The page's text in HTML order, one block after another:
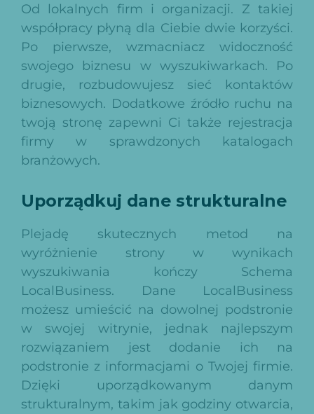
Od lokalnych firm i organizacji. Z takiej
współpracy płyną dla Ciebie dwie korzyści.
Po pierwsze, wzmacniacz widoczność
swojego biznesu w wyszukiwarkach. Po
drugie, rozbudowujesz sieć kontaktów
biznesowych. Dodatkowe źródło ruchu na
twoją stronę zapewni Ci także rejestracja
firmy w sprawdzonych katalogach
branżowych.
Uporządkuj dane strukturalne
Plejadę skutecznych metod na
wyróżnienie strony w wynikach
wyszukiwania kończy Schema
LocalBusiness. Dane LocalBusiness
możesz umieścić na dowolnej podstronie
w swojej witrynie, jednak najlepszym
rozwiązaniem jest dodanie ich na
podstronie z informacjami o Twojej firmie.
Dzięki uporządkowanym danym
strukturalnym, takim jak godziny otwarcia,